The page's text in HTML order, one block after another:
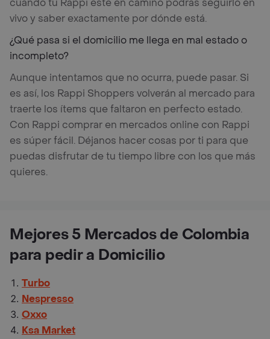
cuando tu Rappi esté en camino podrás seguirlo en
vivo y saber exactamente por dónde está.
¿Qué pasa si el domicilio me llega en mal estado o
incompleto?
Aunque intentamos que no ocurra, puede pasar. Si
es así, los Rappi Shoppers volverán al mercado para
traerte los ítems que faltaron en perfecto estado.
Con Rappi comprar en mercados online con Rappi
es súper fácil. Déjanos hacer cosas por ti para que
puedas disfrutar de tu tiempo libre con los que más
quieres.
Mejores 5 Mercados de Colombia
para pedir a Domicilio
Turbo
Nespresso
Oxxo
Ksa Market